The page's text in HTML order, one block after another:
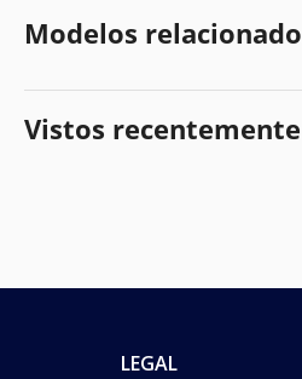
Modelos
Vistos recentemente
LEGAL